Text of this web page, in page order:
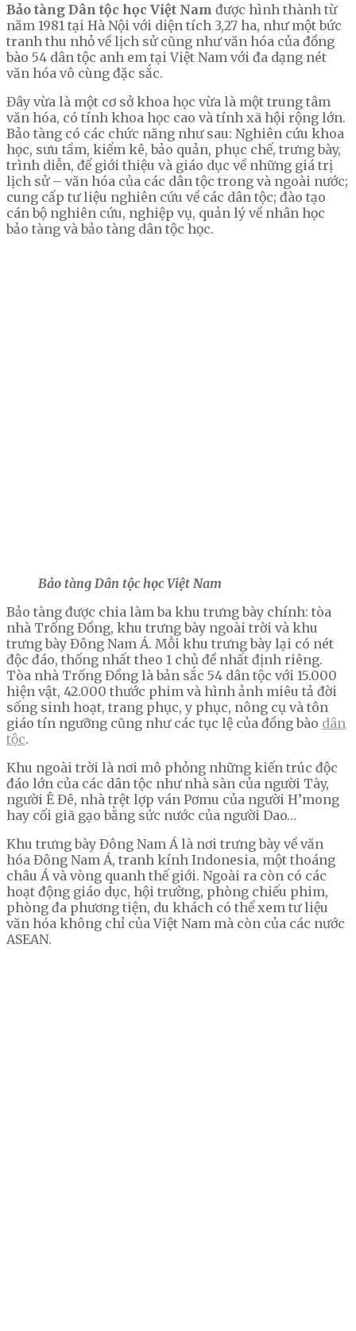
Bảo tàng Dân tộc học Việt Nam được hình thành từ
năm 1981 tại Hà Nội với diện tích 3,27 ha, như một bức
tranh thu nhỏ về lịch sử cũng như văn hóa của đồng
bào 54 dân tộc anh em tại Việt Nam với đa dạng nét
văn hóa vô cùng đặc sắc.
Đây vừa là một cơ sở khoa học vừa là một trung tâm
văn hóa, có tính khoa học cao và tính xã hội rộng lớn.
Bảo tàng có các chức năng như sau: Nghiên cứu khoa
học, sưu tầm, kiểm kê, bảo quản, phục chế, trưng bày,
trình diễn, để giới thiệu và giáo dục về những giá trị
lịch sử – văn hóa của các dân tộc trong và ngoài nước;
cung cấp tư liệu nghiên cứu về các dân tộc; đào tạo
cán bộ nghiên cứu, nghiệp vụ, quản lý về nhân học
bảo tàng và bảo tàng dân tộc học.
Bảo tàng Dân tộc học Việt Nam
Bảo tàng được chia làm ba khu trưng bày chính: tòa
nhà Trống Đồng, khu trưng bày ngoài trời và khu
trưng bày Đông Nam Á. Mỗi khu trưng bày lại có nét
độc đáo, thống nhất theo 1 chủ đề nhất định riêng.
Tòa nhà Trống Đồng là bản sắc 54 dân tộc với 15.000
hiện vật, 42.000 thước phim và hình ảnh miêu tả đời
sống sinh hoạt, trang phục, y phục, nông cụ và tôn
giáo tín ngưỡng cũng như các tục lệ của đồng bào dân
tộc.
Khu ngoài trời là nơi mô phỏng những kiến trúc độc
đáo lớn của các dân tộc như nhà sàn của người Tày,
người Ê Đê, nhà trệt lợp ván Pơmu của người H’mong
hay cối giã gạo bằng sức nước của người Dao…
Khu trưng bày Đông Nam Á là nơi trưng bày về văn
hóa Đông Nam Á, tranh kính Indonesia, một thoáng
châu Á và vòng quanh thế giới. Ngoài ra còn có các
hoạt động giáo dục, hội trường, phòng chiếu phim,
phòng đa phương tiện, du khách có thể xem tư liệu
văn hóa không chỉ của Việt Nam mà còn của các nước
ASEAN.